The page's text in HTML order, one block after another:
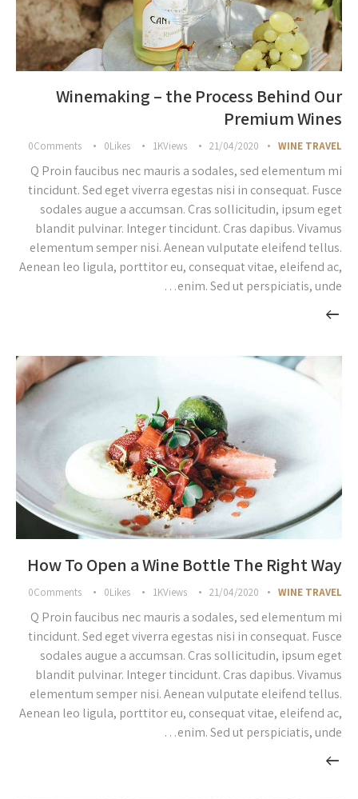
Winemaking – the Process Behind Our
Premium Wines
WINE TRAVEL
21/04/2020
1KViews
0Likes
0Comments
Q Proin faucibus nec mauris a sodales, sed elementum mi
tincidunt. Sed eget viverra egestas nisi in consequat. Fusce
sodales augue a accumsan. Cras sollicitudin, ipsum eget
blandit pulvinar. Integer tincidunt. Cras dapibus. Vivamus
elementum semper nisi. Aenean vulputate eleifend tellus.
Aenean leo ligula, porttitor eu, consequat vitae, eleifend ac,
enim. Sed ut perspiciatis, unde…
How To Open a Wine Bottle The Right Way
WINE TRAVEL
21/04/2020
1KViews
0Likes
0Comments
Q Proin faucibus nec mauris a sodales, sed elementum mi
tincidunt. Sed eget viverra egestas nisi in consequat. Fusce
sodales augue a accumsan. Cras sollicitudin, ipsum eget
blandit pulvinar. Integer tincidunt. Cras dapibus. Vivamus
elementum semper nisi. Aenean vulputate eleifend tellus.
Aenean leo ligula, porttitor eu, consequat vitae, eleifend ac,
enim. Sed ut perspiciatis, unde…